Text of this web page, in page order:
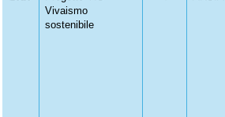
Vivaismo
sostenibile